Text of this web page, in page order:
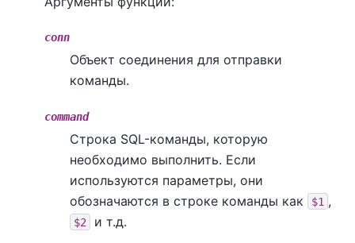
conn
Объект соединения для отправки
команды.
command
Строка SQL-команды, которую
необходимо выполнить. Если
используются параметры, они
обозначаются в строке команды как
$1 ,
$2 и т.д.